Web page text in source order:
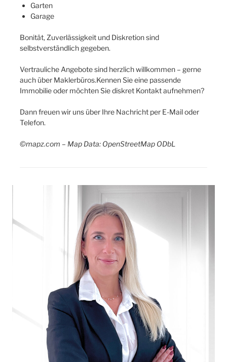
Garten
Garage
Bonität, Zuverlässigkeit und Diskretion sind
selbstverständlich gegeben.
Vertrauliche Angebote sind herzlich willkommen – gerne
auch über Maklerbüros.Kennen Sie eine passende
Immobilie oder möchten Sie diskret Kontakt aufnehmen?
Dann freuen wir uns über Ihre Nachricht per E-Mail oder
Telefon.
©mapz.com – Map Data: OpenStreetMap ODbL